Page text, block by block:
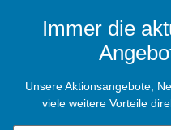
Immer die
Unsere Aktionsangebote,
viele weitere Vorteile